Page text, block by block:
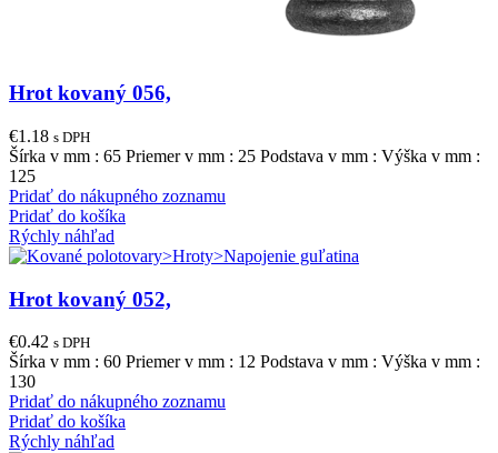
Hrot kovaný 056,
€1.18 s DPH
Šírka v mm : 65 Priemer v mm : 25 Podstava v mm : Výška v mm :
125
Pridať do nákupného zoznamu
Pridať do košíka
Rýchly náhľad
Hrot kovaný 052,
€0.42 s DPH
Šírka v mm : 60 Priemer v mm : 12 Podstava v mm : Výška v mm :
130
Pridať do nákupného zoznamu
Pridať do košíka
Rýchly náhľad